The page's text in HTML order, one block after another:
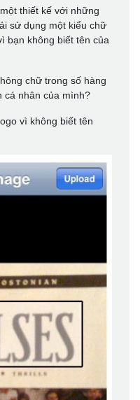
thiết kế với những
sử dụng một kiểu chữ
bạn không biết tên của
chữ trong số hàng
cá nhân của mình?
vì không biết tên